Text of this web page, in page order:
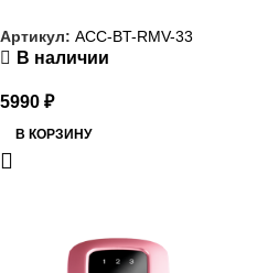
Артикул: ACC-BT-RMV-33
В наличии
5990 ₽
В КОРЗИНУ